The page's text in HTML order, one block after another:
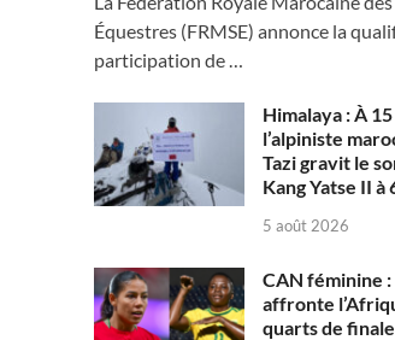
Équestres (FRMSE) annonce la
participation de …
Himalaya : À 15
l’alpiniste
Tazi gravit le
Kang Yatse II à
5 août 2026
CAN féminine
affronte
quarts de finale